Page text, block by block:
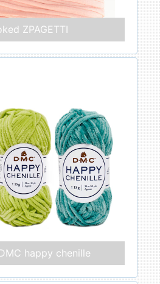
ZPAGETTI
happy chenille